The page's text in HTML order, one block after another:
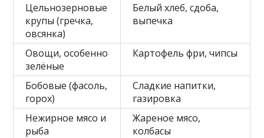
Цельнозерновые
крупы (гречка,
овсянка)
Белый хлеб, сдоба,
выпечка
Овощи, особенно
зелёные
Картофель фри, чипсы
Бобовые (фасоль,
горох)
Сладкие напитки,
газировка
Нежирное мясо и
рыба
Жареное мясо,
колбасы